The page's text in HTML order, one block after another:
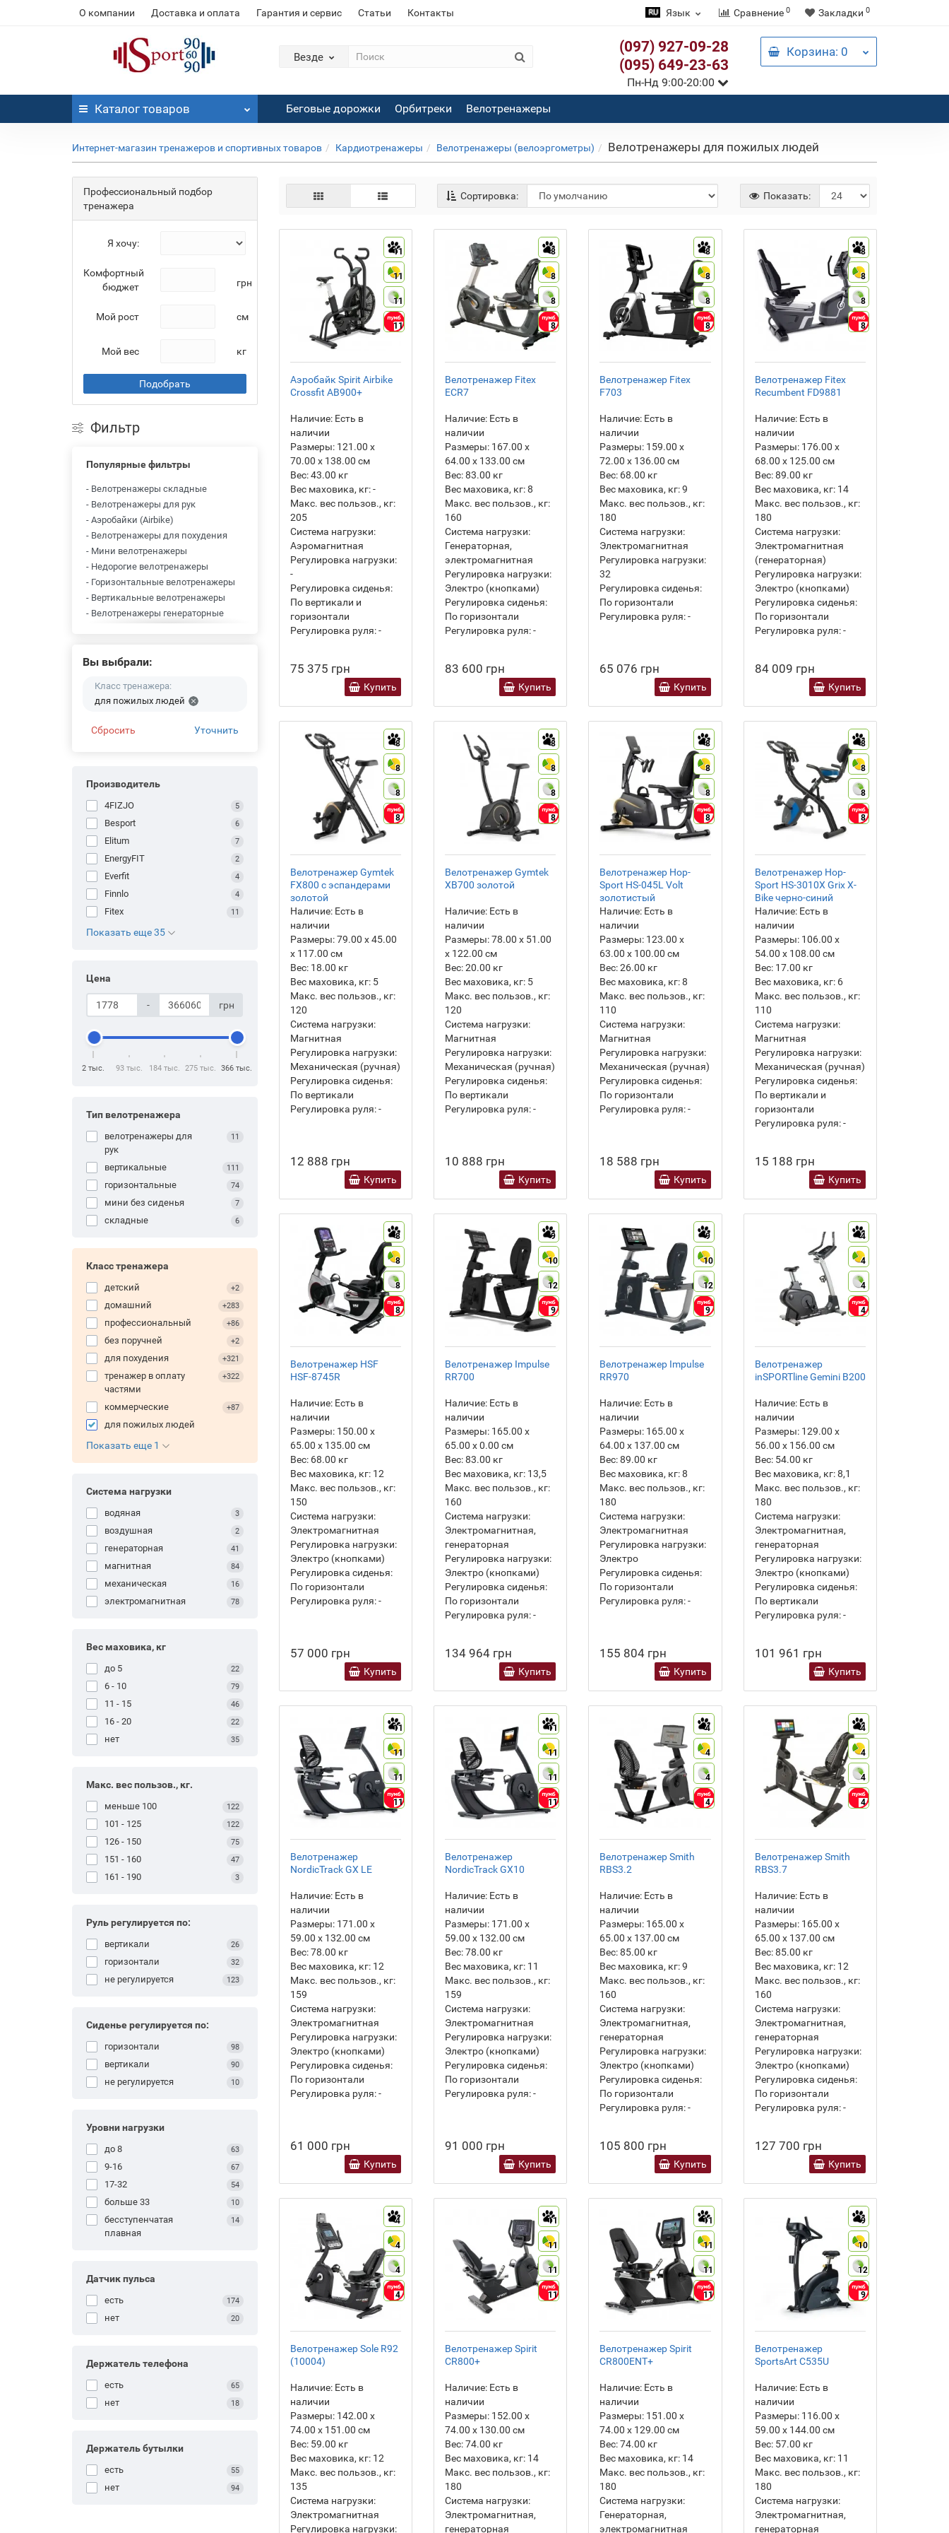
О компании Доставка и оплата Гарантия и сервис Статьи Контакты Язык Сравнение 0 Закладки 0
Везде
(097) 927-09-28
(095) 649-23-63
Пн-Нд 9:00-20:00
Корзина: 0
Каталог товаров Беговые дорожки Орбитреки Велотренажеры
Интернет-магазин тренажеров и спортивных товаров Кардиотренажеры Велотренажеры (велоэргометры) Велотренажеры для пожилых людей
Профессиональный подбор
тренажера
Я хочу:
Комфортный
бюджет
грн
Мой рост см
Мой вес кг
Подобрать
Фильтр
Популярные фильтры
- Велотренажеры складные
- Велотренажеры для рук
- Аэробайки (Airbike)
- Велотренажеры для похудения
- Мини велотренажеры
- Недорогие велотренажеры
- Горизонтальные велотренажеры
- Вертикальные велотренажеры
- Велотренажеры генераторные
- Велотренажеры магнитные
профессиональные
- Велотренажеры для дома
Вы выбрали:
Класс тренажера:
для пожилых людей
Сбросить Уточнить
Производитель
4FIZJO 5
Besport 6
Elitum 7
EnergyFIT 2
Everfit 4
Finnlo 4
Fitex 11
Показать еще 35
Цена
- грн
2 тыс. 93 тыс. 184 тыс. 275 тыс. 366 тыс.
Тип велотренажера
велотренажеры для
рук
11
вертикальные 111
горизонтальные 74
мини без сиденья 7
складные 6
Класс тренажера
детский +2
домашний +283
профессиональный +86
без поручней +2
для похудения +321
тренажер в оплату
частями
+322
коммерческие +87
для пожилых людей
Показать еще 1
Система нагрузки
водяная 3
воздушная 2
генераторная 41
магнитная 84
механическая 16
электромагнитная 78
Вес маховика, кг
до 5 22
6 - 10 79
11 - 15 46
16 - 20 22
нет 35
Макс. вес пользов., кг.
меньше 100 122
101 - 125 122
126 - 150 75
151 - 160 47
161 - 190 3
Руль регулируется по:
вертикали 26
горизонтали 32
не регулируется 123
Сиденье регулируется по:
горизонтали 98
вертикали 90
не регулируется 10
Уровни нагрузки
до 8 63
9-16 67
17-32 54
больше 33 10
бесступенчатая
плавная
14
Датчик пульса
есть 174
нет 20
Держатель телефона
есть 65
нет 18
Держатель бутылки
есть 55
нет 94
Сортировка: Показать:
11
11
11
11
Аэробайк Spirit Airbike
Crossfit AB900+
Наличие:Есть в
наличии
Размеры:121.00 х
70.00 х 138.00 см
Вес: 43.00 кг
Вес маховика, кг:-
Макс. вес пользов., кг:
205
Система нагрузки:
Аэромагнитная
Регулировка нагрузки:
-
Регулировка сиденья:
По вертикали и
горизонтали
Регулировка руля:-
75 375 грн
Купить
8
8
8
8
Велотренажер Fitex
ECR7
Наличие:Есть в
наличии
Размеры:167.00 х
64.00 х 133.00 см
Вес:83.00 кг
Вес маховика, кг:8
Макс. вес пользов., кг:
160
Система нагрузки:
Генераторная,
электромагнитная
Регулировка нагрузки:
Электро (кнопками)
Регулировка сиденья:
По горизонтали
Регулировка руля:-
83 600 грн
Купить
8
8
8
8
Велотренажер Fitex
F703
Наличие: Есть в
наличии
Размеры: 159.00 х
72.00 х 136.00 см
Вес: 68.00 кг
Вес маховика, кг:9
Макс. вес пользов., кг:
180
Система нагрузки:
Электромагнитная
Регулировка нагрузки:
32
Регулировка сиденья:
По горизонтали
Регулировка руля:-
65 076 грн
Купить
8
8
8
8
Велотренажер Fitex
Recumbent FD9881
Наличие:Есть в
наличии
Размеры:176.00 х
68.00 х 125.00 см
Вес: 89.00 кг
Вес маховика, кг:14
Макс. вес пользов., кг:
180
Система нагрузки:
Электромагнитная
(генераторная)
Регулировка нагрузки:
Электро (кнопками)
Регулировка сиденья:
По горизонтали
Регулировка руля:-
84 009 грн
Купить
8
8
8
8
Велотренажер Gymtek
FX800 с эспандерами
золотой
Наличие:Есть в
наличии
Размеры:79.00 х 45.00
х 117.00 см
Вес: 18.00 кг
Вес маховика, кг:5
Макс. вес пользов., кг:
120
Система нагрузки:
Магнитная
Регулировка нагрузки:
Механическая (ручная)
Регулировка сиденья:
По вертикали
Регулировка руля:-
12 888 грн
Купить
8
8
8
8
Велотренажер Gymtek
XB700 золотой
Наличие:Есть в
наличии
Размеры:78.00 х 51.00
х 122.00 см
Вес:20.00 кг
Вес маховика, кг:5
Макс. вес пользов., кг:
120
Система нагрузки:
Магнитная
Регулировка нагрузки:
Механическая (ручная)
Регулировка сиденья:
По вертикали
Регулировка руля:-
10 888 грн
Купить
8
8
8
8
Велотренажер Hop-
Sport HS-045L Volt
золотистый
Наличие: Есть в
наличии
Размеры: 123.00 х
63.00 х 100.00 см
Вес: 26.00 кг
Вес маховика, кг:8
Макс. вес пользов., кг:
110
Система нагрузки:
Магнитная
Регулировка нагрузки:
Механическая (ручная)
Регулировка сиденья:
По горизонтали
Регулировка руля:-
18 588 грн
Купить
8
8
8
8
Велотренажер Hop-
Sport HS-3010X Grix X-
Bike черно-синий
Наличие:Есть в
наличии
Размеры:106.00 х
54.00 х 108.00 см
Вес: 17.00 кг
Вес маховика, кг:6
Макс. вес пользов., кг:
110
Система нагрузки:
Магнитная
Регулировка нагрузки:
Механическая (ручная)
Регулировка сиденья:
По вертикали и
горизонтали
Регулировка руля:-
15 188 грн
Купить
8
8
8
8
Велотренажер HSF
HSF-8745R
Наличие:Есть в
наличии
Размеры:150.00 х
65.00 х 135.00 см
Вес: 68.00 кг
Вес маховика, кг:12
Макс. вес пользов., кг:
150
Система нагрузки:
Электромагнитная
Регулировка нагрузки:
Электро (кнопками)
Регулировка сиденья:
По горизонтали
Регулировка руля:-
57 000 грн
Купить
9
10
12
9
Велотренажер Impulse
RR700
Наличие:Есть в
наличии
Размеры:165.00 х
65.00 х 0.00 см
Вес:83.00 кг
Вес маховика, кг:13,5
Макс. вес пользов., кг:
160
Система нагрузки:
Электромагнитная,
генераторная
Регулировка нагрузки:
Электро (кнопками)
Регулировка сиденья:
По горизонтали
Регулировка руля:-
134 964 грн
Купить
9
10
12
9
Велотренажер Impulse
RR970
Наличие: Есть в
наличии
Размеры: 165.00 х
64.00 х 137.00 см
Вес: 89.00 кг
Вес маховика, кг:8
Макс. вес пользов., кг:
180
Система нагрузки:
Электромагнитная
Регулировка нагрузки:
Электро
Регулировка сиденья:
По горизонтали
Регулировка руля:-
155 804 грн
Купить
4
4
4
4
Велотренажер
inSPORTline Gemini B200
Наличие:Есть в
наличии
Размеры:129.00 х
56.00 х 156.00 см
Вес: 54.00 кг
Вес маховика, кг:8,1
Макс. вес пользов., кг:
180
Система нагрузки:
Электромагнитная,
генераторная
Регулировка нагрузки:
Электро (кнопками)
Регулировка сиденья:
По вертикали
Регулировка руля:-
101 961 грн
Купить
11
11
11
11
Велотренажер
NordicTrack GX LE
Наличие:Есть в
наличии
Размеры:171.00 х
59.00 х 132.00 см
Вес: 78.00 кг
Вес маховика, кг:12
Макс. вес пользов., кг:
159
Система нагрузки:
Электромагнитная
Регулировка нагрузки:
Электро (кнопками)
Регулировка сиденья:
По горизонтали
Регулировка руля:-
61 000 грн
Купить
11
11
11
11
Велотренажер
NordicTrack GX10
Наличие:Есть в
наличии
Размеры:171.00 х
59.00 х 132.00 см
Вес:78.00 кг
Вес маховика, кг:11
Макс. вес пользов., кг:
159
Система нагрузки:
Электромагнитная
Регулировка нагрузки:
Электро (кнопками)
Регулировка сиденья:
По горизонтали
Регулировка руля:-
91 000 грн
Купить
4
4
4
4
Велотренажер Smith
RBS3.2
Наличие: Есть в
наличии
Размеры: 165.00 х
65.00 х 137.00 см
Вес: 85.00 кг
Вес маховика, кг:9
Макс. вес пользов., кг:
160
Система нагрузки:
Электромагнитная,
генераторная
Регулировка нагрузки:
Электро (кнопками)
Регулировка сиденья:
По горизонтали
Регулировка руля:-
105 800 грн
Купить
4
4
4
4
Велотренажер Smith
RBS3.7
Наличие:Есть в
наличии
Размеры:165.00 х
65.00 х 137.00 см
Вес: 85.00 кг
Вес маховика, кг:12
Макс. вес пользов., кг:
160
Система нагрузки:
Электромагнитная,
генераторная
Регулировка нагрузки:
Электро (кнопками)
Регулировка сиденья:
По горизонтали
Регулировка руля:-
127 700 грн
Купить
4
4
4
4
Велотренажер Sole R92
(10004)
Наличие:Есть в
наличии
Размеры:142.00 х
74.00 х 151.00 см
Вес: 59.00 кг
Вес маховика, кг:12
Макс. вес пользов., кг:
135
Система нагрузки:
Электромагнитная
Регулировка нагрузки:
11
11
11
11
Велотренажер Spirit
CR800+
Наличие:Есть в
наличии
Размеры:152.00 х
74.00 х 130.00 см
Вес:74.00 кг
Вес маховика, кг:14
Макс. вес пользов., кг:
180
Система нагрузки:
Электромагнитная,
генераторная
11
11
11
11
Велотренажер Spirit
CR800ENT+
Наличие: Есть в
наличии
Размеры: 151.00 х
74.00 х 129.00 см
Вес: 74.00 кг
Вес маховика, кг: 14
Макс. вес пользов., кг:
180
Система нагрузки:
Генераторная,
электромагнитная
9
10
12
9
Велотренажер
SportsArt C535U
Наличие:Есть в
наличии
Размеры:116.00 х
59.00 х 144.00 см
Вес: 57.00 кг
Вес маховика, кг:11
Макс. вес пользов., кг:
180
Система нагрузки:
Электромагнитная,
генераторная